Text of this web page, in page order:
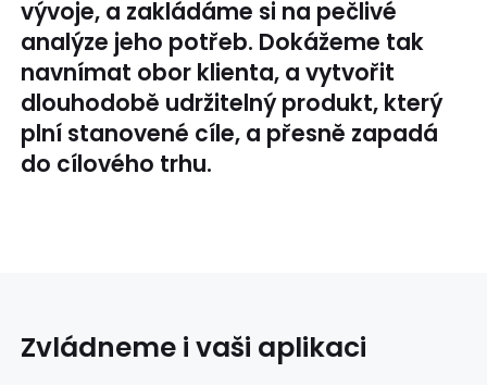
vývoje, a zakládáme si na pečlivé
analýze jeho potřeb. Dokážeme tak
navnímat obor klienta, a vytvořit
dlouhodobě udržitelný produkt, který
plní stanovené cíle, a přesně zapadá
do cílového trhu.
Zvládneme i vaši aplikaci